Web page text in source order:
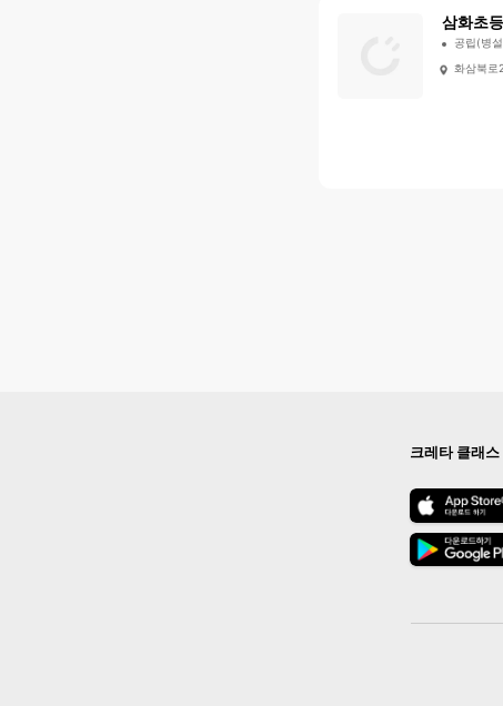
삼화초
공립(병
화삼북로
크레타 클래스